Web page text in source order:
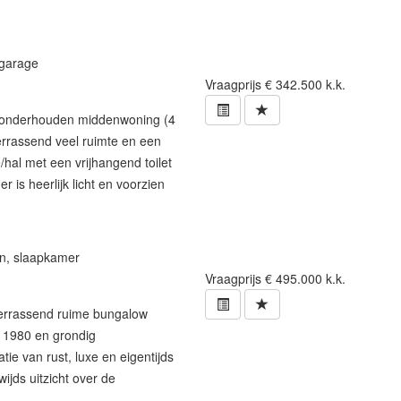
middenwoning (4
veel ruimte en een
met een vrijhangend toilet
is heerlijk licht en voorzien
, slaapkamer
Vraagprijs € 342.500 k.k.
ruime bungalow
en grondig
van rust, luxe en eigentijds
uitzicht over de
Vraagprijs € 495.000 k.k.